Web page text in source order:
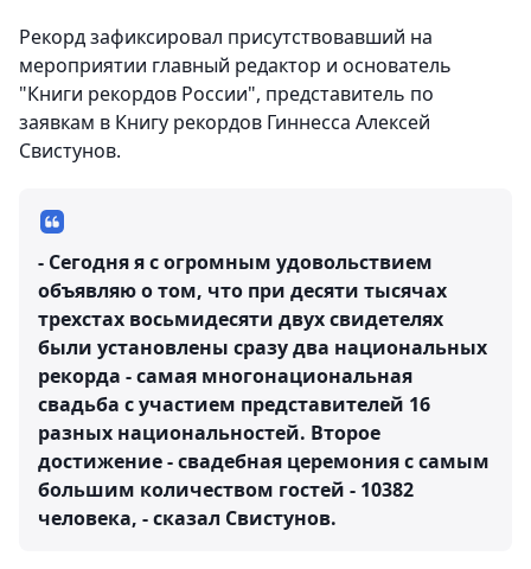
Рекорд зафиксировал присутствовавший на
мероприятии главный редактор и основатель
"Книги рекордов России", представитель по
заявкам в Книгу рекордов Гиннесса Алексей
Свистунов.
- Сегодня я с огромным удовольствием
объявляю о том, что при десяти тысячах
трехстах восьмидесяти двух свидетелях
были установлены сразу два национальных
рекорда - самая многонациональная
свадьба с участием представителей 16
разных национальностей. Второе
достижение - свадебная церемония с самым
большим количеством гостей - 10382
человека, - сказал Свистунов.